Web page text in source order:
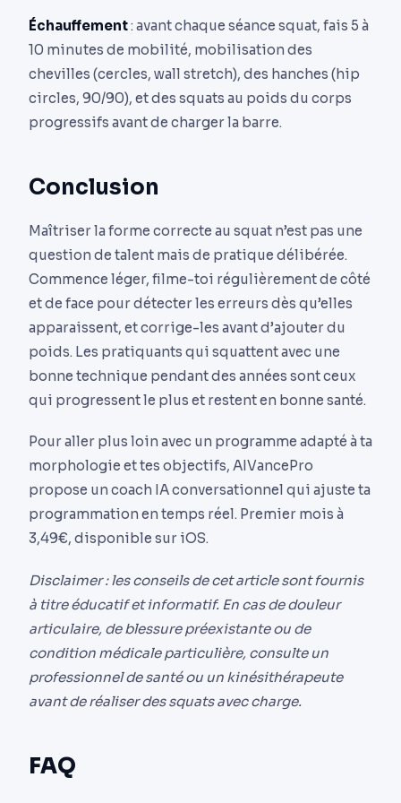
Échauffement: avant chaque séance squat, fais 5 à
10 minutes de mobilité, mobilisation des
chevilles (cercles, wall stretch), des hanches (hip
circles, 90/90), et des squats au poids du corps
progressifs avant de charger la barre.
Conclusion
Maîtriser la forme correcte au squat n’est pas une
question de talent mais de pratique délibérée.
Commence léger, filme-toi régulièrement de côté
et de face pour détecter les erreurs dès qu’elles
apparaissent, et corrige-les avant d’ajouter du
poids. Les pratiquants qui squattent avec une
bonne technique pendant des années sont ceux
qui progressent le plus et restent en bonne santé.
Pour aller plus loin avec un programme adapté à ta
morphologie et tes objectifs, AIVancePro
propose un coach IA conversationnel qui ajuste ta
programmation en temps réel. Premier mois à
3,49€, disponible sur iOS.
Disclaimer : les conseils de cet article sont fournis
à titre éducatif et informatif. En cas de douleur
articulaire, de blessure préexistante ou de
condition médicale particulière, consulte un
professionnel de santé ou un kinésithérapeute
avant de réaliser des squats avec charge.
FAQ